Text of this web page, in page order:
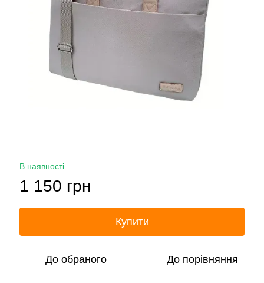
В наявності
1 150 грн
Купити
До обраного До порівняння